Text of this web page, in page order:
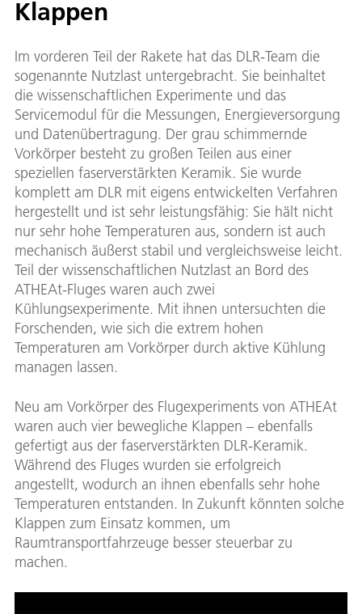
Klappen
Im vorderen Teil der Rakete hat das DLR-Team die
sogenannte Nutzlast untergebracht. Sie beinhaltet
die wissenschaftlichen Experimente und das
Servicemodul für die Messungen, Energieversorgung
und Datenübertragung. Der grau schimmernde
Vorkörper besteht zu großen Teilen aus einer
speziellen faserverstärkten Keramik. Sie wurde
komplett am DLR mit eigens entwickelten Verfahren
hergestellt und ist sehr leistungsfähig: Sie hält nicht
nur sehr hohe Temperaturen aus, sondern ist auch
mechanisch äußerst stabil und vergleichsweise leicht.
Teil der wissenschaftlichen Nutzlast an Bord des
ATHEAt-Fluges waren auch zwei
Kühlungsexperimente. Mit ihnen untersuchten die
Forschenden, wie sich die extrem hohen
Temperaturen am Vorkörper durch aktive Kühlung
managen lassen.
Neu am Vorkörper des Flugexperiments von ATHEAt
waren auch vier bewegliche Klappen – ebenfalls
gefertigt aus der faserverstärkten DLR-Keramik.
Während des Fluges wurden sie erfolgreich
angestellt, wodurch an ihnen ebenfalls sehr hohe
Temperaturen entstanden. In Zukunft könnten solche
Klappen zum Einsatz kommen, um
Raumtransportfahrzeuge besser steuerbar zu
machen.